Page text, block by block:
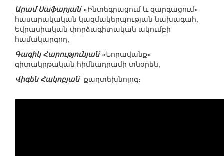
Արամ Սաֆարյան`«Ինտեգրացում և զարգացում»
հասարակական կազմակերպության նախագահ,
Եվրասիական փորձագիտական ակումբի
համակարգող,
Գագիկ Հարությունյան`«Նորավանք»
գիտակրթական հիմնադրամի տնօրեն,
Վիգեն Հակոբյան` քաղտեխնոլոգ։